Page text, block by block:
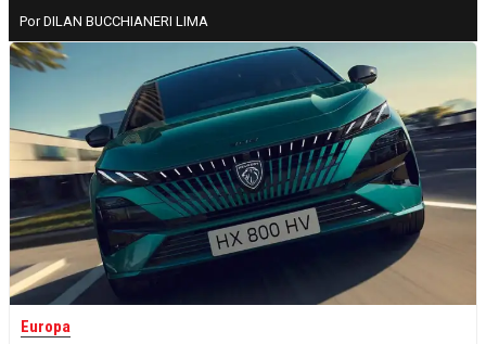
DILAN BUCCHIANERI LIMA
Europa